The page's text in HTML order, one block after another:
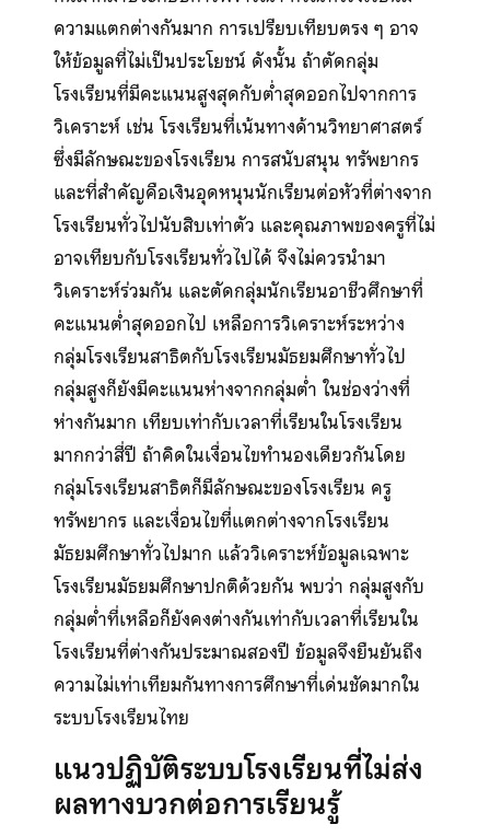
ความแตกต่างกันมาก การเปรียบเทียบตรง ๆ อาจ
ให้ข้อมูลที่ไม่เป็นประโยชน์ ดังนั้น ถ้าตัดกลุ่ม
โรงเรียนที่มีคะแนนสูงสุดกับต่ำสุดออกไปจากการ
วิเคราะห์ เช่น โรงเรียนที่เน้นทางด้านวิทยาศาสตร์
ซึ่งมีลักษณะของโรงเรียน การสนับสนุน ทรัพยากร
และที่สำคัญคือเงินอุดหนุนนักเรียนต่อหัวที่ต่างจาก
โรงเรียนทั่วไปนับสิบเท่าตัว และคุณภาพของครูที่ไม่
อาจเทียบกับโรงเรียนทั่วไปได้ จึงไม่ควรนำมา
วิเคราะห์ร่วมกัน และตัดกลุ่มนักเรียนอาชีวศึกษาที่
คะแนนต่ำสุดออกไป เหลือการวิเคราะห์ระหว่าง
กลุ่มโรงเรียนสาธิตกับโรงเรียนมัธยมศึกษาทั่วไป
กลุ่มสูงก็ยังมีคะแนนห่างจากกลุ่มต่ำ ในช่องว่างที่
ห่างกันมาก เทียบเท่ากับเวลาที่เรียนในโรงเรียน
มากกว่าสี่ปี ถ้าคิดในเงื่อนไขทำนองเดียวกันโดย
กลุ่มโรงเรียนสาธิตก็มีลักษณะของโรงเรียน ครู
ทรัพยากร และเงื่อนไขที่แตกต่างจากโรงเรียน
มัธยมศึกษาทั่วไปมาก แล้ววิเคราะห์ข้อมูลเฉพาะ
โรงเรียนมัธยมศึกษาปกติด้วยกัน พบว่า กลุ่มสูงกับ
กลุ่มต่ำที่เหลือก็ยังคงต่างกันเท่ากับเวลาที่เรียนใน
โรงเรียนที่ต่างกันประมาณสองปี ข้อมูลจึงยืนยันถึง
ความไม่เท่าเทียมกันทางการศึกษาที่เด่นชัดมากใน
ระบบโรงเรียนไทย
แนวปฏิบัติระบบโรงเรียนที่ไม่ส่ง
ผลทางบวกต่อการเรียนรู้